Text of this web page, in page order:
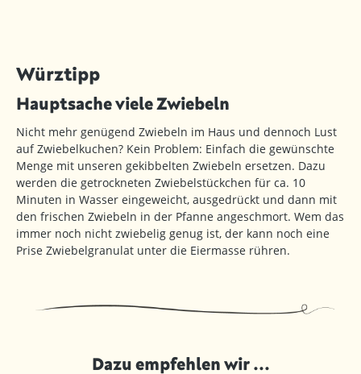
Würztipp
Hauptsache viele Zwiebeln
Nicht mehr genügend Zwiebeln im Haus und dennoch Lust
auf Zwiebelkuchen? Kein Problem: Einfach die gewünschte
Menge mit unseren gekibbelten Zwiebeln ersetzen. Dazu
werden die getrockneten Zwiebelstückchen für ca. 10
Minuten in Wasser eingeweicht, ausgedrückt und dann mit
den frischen Zwiebeln in der Pfanne angeschmort. Wem das
immer noch nicht zwiebelig genug ist, der kann noch eine
Prise Zwiebelgranulat unter die Eiermasse rühren.
Dazu empfehlen wir ...